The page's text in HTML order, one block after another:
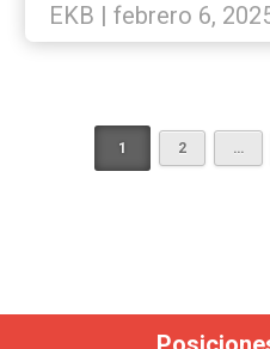
EKB | febrero 6,
1 2 …